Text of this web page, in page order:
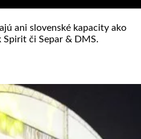
ani slovenské kapacity ako
či Separ & DMS.